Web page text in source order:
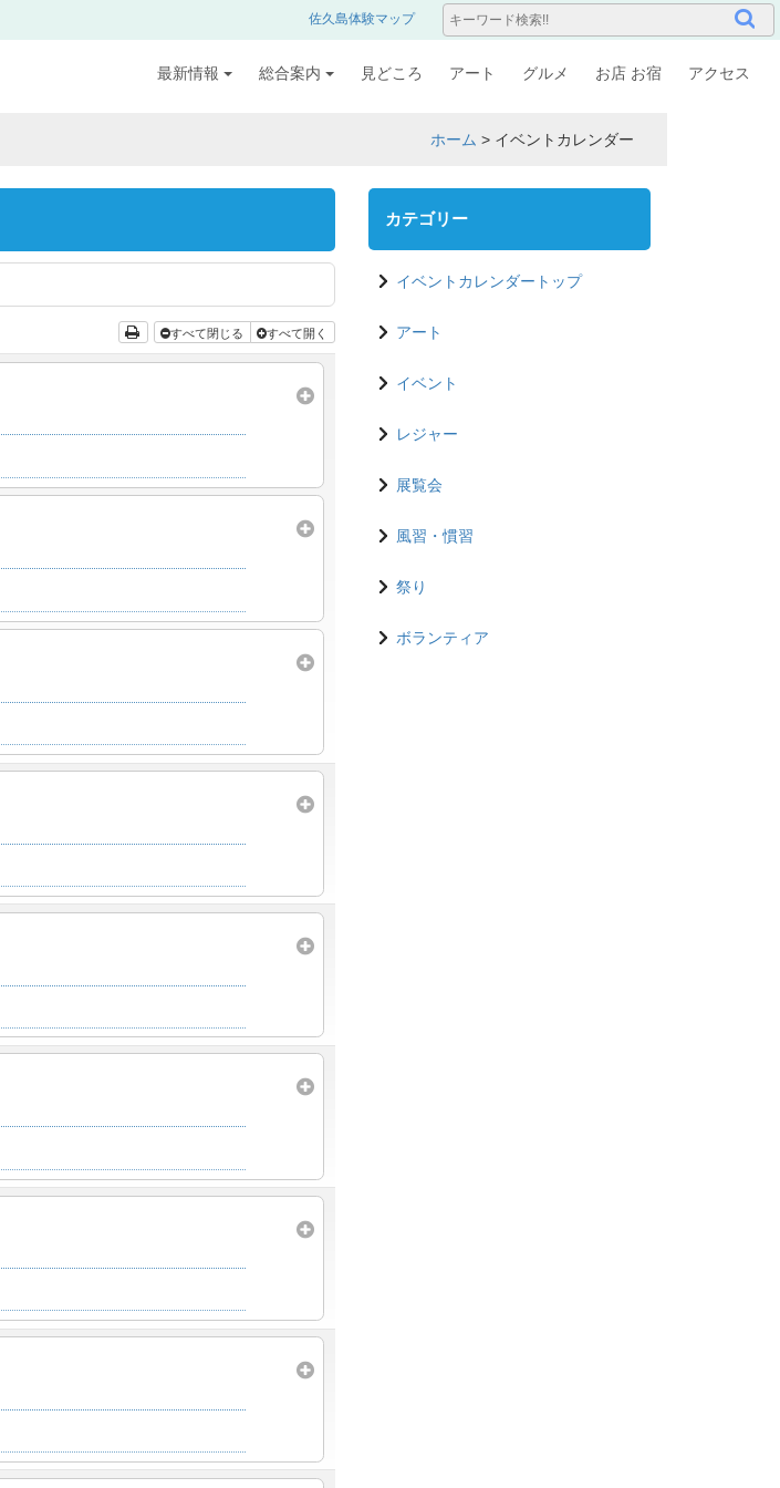
佐久島体験マップ
最新情報 総合案内 見どころ アート グルメ お店 お宿 アクセス
ホーム > イベントカレンダー
すべて閉じる すべて開く
カテゴリー
イベントカレンダートップ
アート
イベント
レジャー
展覧会
風習・慣習
祭り
ボランティア